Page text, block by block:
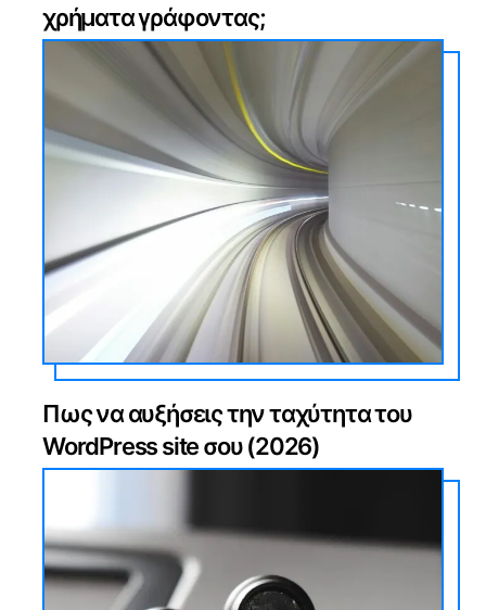
χρήματα γράφοντας;
Πως να αυξήσεις την ταχύτητα του
WordPress site σου (2026)